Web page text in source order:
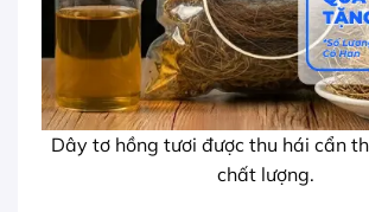
Dây tơ hồng tươi được thu hái cẩn
chất lượng.